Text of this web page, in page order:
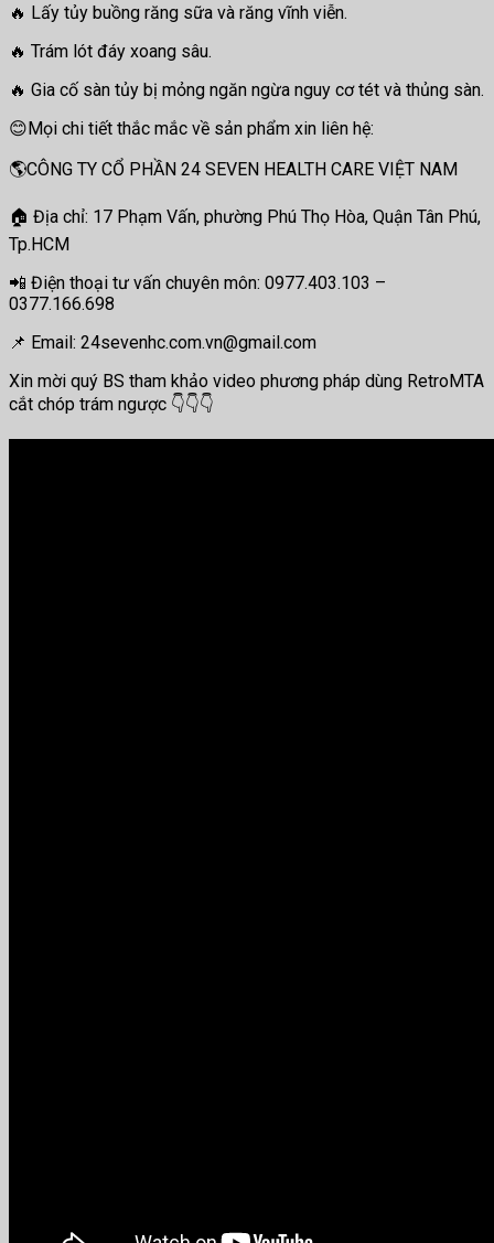
🔥 Lấy tủy buồng răng sữa và răng vĩnh viễn.
🔥 Trám lót đáy xoang sâu.
🔥 Gia cố sàn tủy bị mỏng ngăn ngừa nguy cơ tét và thủng sàn.
😊Mọi chi tiết thắc mắc về sản phẩm xin liên hệ:
🌎CÔNG TY CỔ PHẦN 24 SEVEN HEALTH CARE VIỆT NAM
🏠 Địa chỉ: 17 Phạm Vấn, phường Phú Thọ Hòa, Quận Tân Phú,
Tp.HCM
📲 Điện thoại tư vấn chuyên môn: 0977.403.103 –
0377.166.698
📌 Email: 24sevenhc.com.vn@gmail.com
Xin mời quý BS tham khảo video phương pháp dùng RetroMTA
cắt chóp trám ngược 👇👇👇